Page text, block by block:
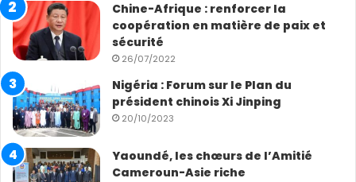
Chine-Afrique : renforcer la
coopération en matière de paix et
sécurité
26/07/2022
Nigéria : Forum sur le Plan du
président chinois Xi Jinping
20/10/2023
Yaoundé, les chœurs de l’Amitié
Cameroun-Asie riche